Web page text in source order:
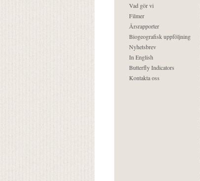
Vad gör vi
Filmer
Årsrapporter
Biogeografisk uppföljning
Nyhetsbrev
In English
Butterfly Indicators
Kontakta oss